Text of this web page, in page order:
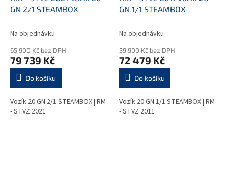
GN 2/1 STEAMBOX
Na objednávku
65 900 Kč bez DPH
79 739 Kč
Do košíku
Vozík 20 GN 2/1 STEAMBOX | RM
- STVZ 2021
GN 1/1 STEAMBOX
Na objednávku
59 900 Kč bez DPH
72 479 Kč
Do košíku
Vozík 20 GN 1/1 STEAMBOX | RM
- STVZ 2011